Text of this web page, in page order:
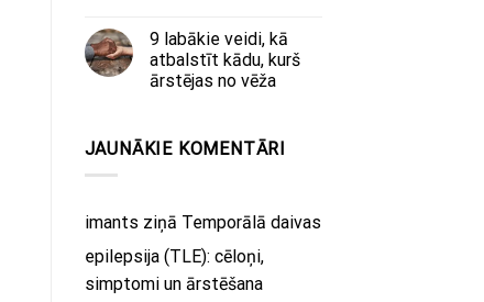
9 labākie veidi, kā
atbalstīt kādu, kurš
ārstējas no vēža
JAUNĀKIE KOMENTĀRI
imants ziņā Temporālā daivas
epilepsija (TLE): cēloņi,
simptomi un ārstēšana